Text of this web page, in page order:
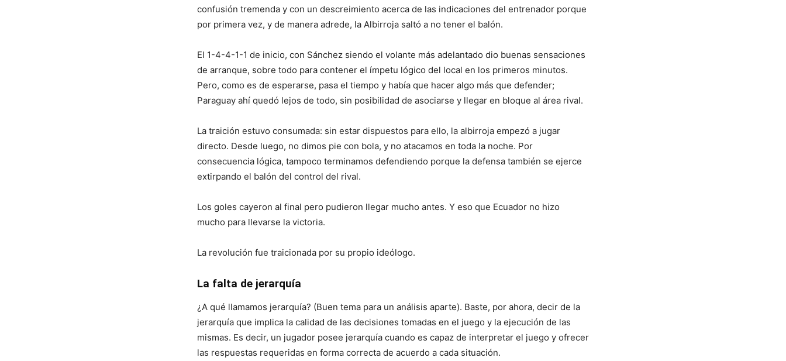
confusión tremenda y con un descreimiento acerca de las indicaciones del entrenador porque
por primera vez, y de manera adrede, la Albirroja saltó a no tener el balón.
El 1-4-4-1-1 de inicio, con Sánchez siendo el volante más adelantado dio buenas sensaciones
de arranque, sobre todo para contener el ímpetu lógico del local en los primeros minutos.
Pero, como es de esperarse, pasa el tiempo y había que hacer algo más que defender;
Paraguay ahí quedó lejos de todo, sin posibilidad de asociarse y llegar en bloque al área rival.
La traición estuvo consumada: sin estar dispuestos para ello, la albirroja empezó a jugar
directo. Desde luego, no dimos pie con bola, y no atacamos en toda la noche. Por
consecuencia lógica, tampoco terminamos defendiendo porque la defensa también se ejerce
extirpando el balón del control del rival.
Los goles cayeron al final pero pudieron llegar mucho antes. Y eso que Ecuador no hizo
mucho para llevarse la victoria.
La revolución fue traicionada por su propio ideólogo.
La falta de jerarquía
¿A qué llamamos jerarquía? (Buen tema para un análisis aparte). Baste, por ahora, decir de la
jerarquía que implica la calidad de las decisiones tomadas en el juego y la ejecución de las
mismas. Es decir, un jugador posee jerarquía cuando es capaz de interpretar el juego y ofrecer
las respuestas requeridas en forma correcta de acuerdo a cada situación.